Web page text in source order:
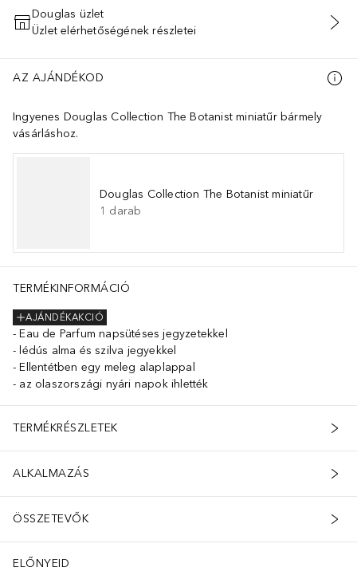
KOSÁRBA HELYEZÉS
Douglas üzlet
Üzlet elérhetőségének részletei
AZ AJÁNDÉKOD
Ingyenes Douglas Collection The Botanist miniatűr bármely
vásárláshoz.
Douglas Collection The Botanist miniatűr
1 darab
TERMÉKINFORMÁCIÓ
AJÁNDÉKAKCIÓ
Eau de Parfum napsütéses jegyzetekkel
lédús alma és szilva jegyekkel
Ellentétben egy meleg alaplappal
az olaszországi nyári napok ihlették
TERMÉKRÉSZLETEK
ALKALMAZÁS
ÖSSZETEVŐK
ELŐNYEID